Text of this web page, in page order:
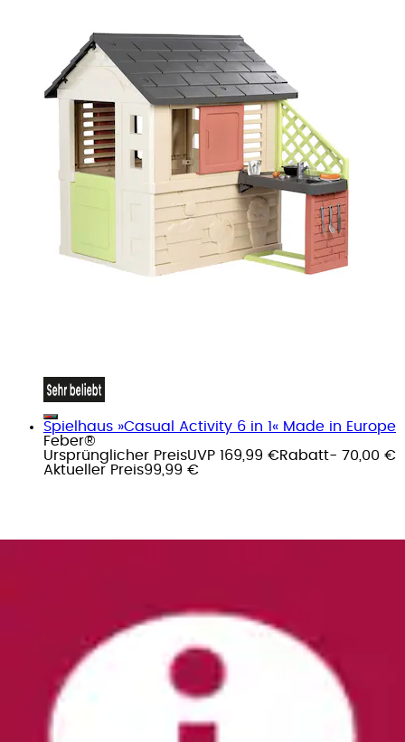
Spielhaus »Casual Activity 6 in 1« Made in Europe
Feber®
Ursprünglicher PreisUVP 169,99 €Rabatt- 70,00 €
Aktueller Preis99,99 €